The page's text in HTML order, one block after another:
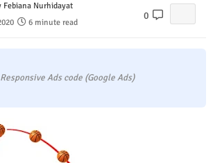
Febiana Nurhidayat
6 minute read
0
Ads code (Google Ads)